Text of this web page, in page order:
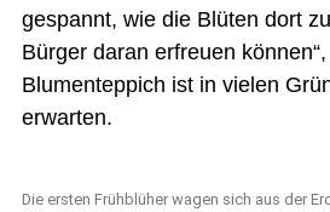
gespannt, wie die Blüten dort
Bürger daran erfreuen
Blumenteppich ist in vielen
erwarten.
Die ersten Frühblüher wagen sich aus der